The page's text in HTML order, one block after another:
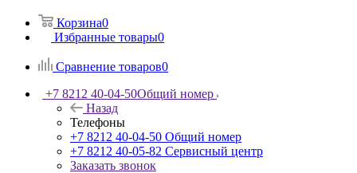
Корзина0
Избранные товары0
Сравнение товаров0
+7 8212 40-04-50Общий номер
Назад
Телефоны
+7 8212 40-04-50 Общий номер
+7 8212 40-05-82 Сервисный центр
Заказать звонок